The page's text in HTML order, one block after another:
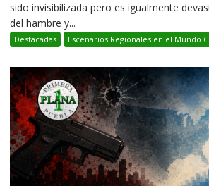
sido invisibilizada pero es igualmente
del hambre y...
Destacadas Escenarios Regionales en el Mundo